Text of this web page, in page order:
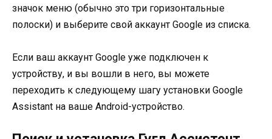
значок меню (обычно это три горизонтальные
полоски) и выберите свой аккаунт Google из списка.
Если ваш аккаунт Google уже подключен к
устройству, и вы вошли в него, вы можете
переходить к следующему шагу установки Google
Assistant на ваше Android-устройство.